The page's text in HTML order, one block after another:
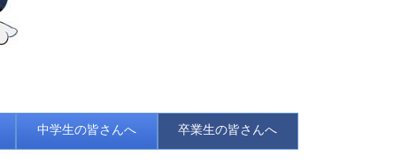
中学生の皆さんへ 卒業生の皆さんへ